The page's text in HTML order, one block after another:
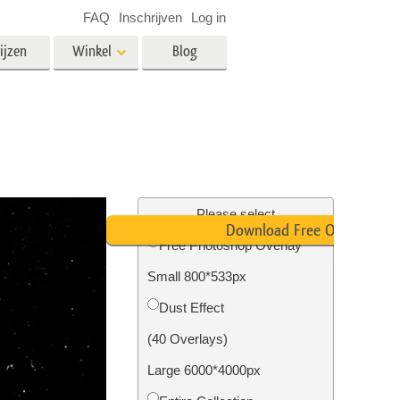
Foto Restauratie
Winkel Blog
FAQ Inschrijven Log in
Please select
Free Photoshop Overlay
Small 800*533px
Dust Effect
(40 Overlays)
Large 6000*4000px
Download Free Overlay